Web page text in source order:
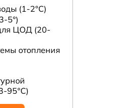
(1-2°С)
5°)
ЦОД (20-
отопления
95°С)